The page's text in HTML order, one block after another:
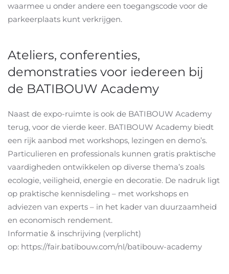
waarmee u onder andere een toegangscode voor de
parkeerplaats kunt verkrijgen.
Ateliers, conferenties,
demonstraties voor iedereen bij
de BATIBOUW Academy
Naast de expo-ruimte is ook de BATIBOUW Academy
terug, voor de vierde keer. BATIBOUW Academy biedt
een rijk aanbod met workshops, lezingen en demo’s.
Particulieren en professionals kunnen gratis praktische
vaardigheden ontwikkelen op diverse thema’s zoals
ecologie, veiligheid, energie en decoratie. De nadruk ligt
op praktische kennisdeling – met workshops en
adviezen van experts – in het kader van duurzaamheid
en economisch rendement.
Informatie & inschrijving (verplicht)
op: https://fair.batibouw.com/nl/batibouw-academy